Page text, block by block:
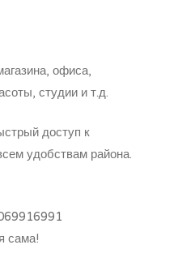
офиса,
студии и т.д.
доступ к
удобствам района.
сама!